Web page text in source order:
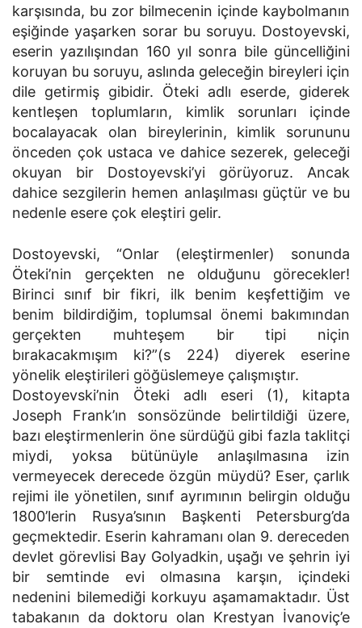
karşısında, bu zor bilmecenin içinde kaybolmanın
eşiğinde yaşarken sorar bu soruyu. Dostoyevski,
eserin yazılışından 160 yıl sonra bile güncelliğini
koruyan bu soruyu, aslında geleceğin bireyleri için
dile getirmiş gibidir. Öteki adlı eserde, giderek
kentleşen toplumların, kimlik sorunları içinde
bocalayacak olan bireylerinin, kimlik sorununu
önceden çok ustaca ve dahice sezerek, geleceği
okuyan bir Dostoyevski’yi görüyoruz. Ancak
dahice sezgilerin hemen anlaşılması güçtür ve bu
nedenle esere çok eleştiri gelir.
Dostoyevski, “Onlar (eleştirmenler) sonunda
Öteki’nin gerçekten ne olduğunu görecekler!
Birinci sınıf bir fikri, ilk benim keşfettiğim ve
benim bildirdiğim, toplumsal önemi bakımından
gerçekten muhteşem bir tipi niçin
bırakacakmışım ki?”(s 224) diyerek eserine
yönelik eleştirileri göğüslemeye çalışmıştır.
Dostoyevski’nin Öteki adlı eseri (1), kitapta
Joseph Frank’ın sonsözünde belirtildiği üzere,
bazı eleştirmenlerin öne sürdüğü gibi fazla taklitçi
miydi, yoksa bütünüyle anlaşılmasına izin
vermeyecek derecede özgün müydü? Eser, çarlık
rejimi ile yönetilen, sınıf ayrımının belirgin olduğu
1800’lerin Rusya’sının Başkenti Petersburg’da
geçmektedir. Eserin kahramanı olan 9. dereceden
devlet görevlisi Bay Golyadkin, uşağı ve şehrin iyi
bir semtinde evi olmasına karşın, içindeki
nedenini bilemediği korkuyu aşamamaktadır. Üst
tabakanın da doktoru olan Krestyan İvanoviç’e